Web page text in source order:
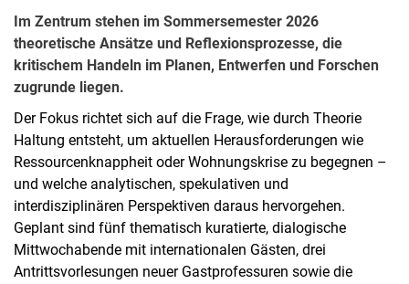
Im Zentrum stehen im Sommersemester 2026
theoretische Ansätze und Reflexionsprozesse, die
kritischem Handeln im Planen, Entwerfen und Forschen
zugrunde liegen.
Der Fokus richtet sich auf die Frage, wie durch Theorie
Haltung entsteht, um aktuellen Herausforderungen wie
Ressourcenknappheit oder Wohnungskrise zu begegnen –
und welche analytischen, spekulativen und
interdisziplinären Perspektiven daraus hervorgehen.
Geplant sind fünf thematisch kuratierte, dialogische
Mittwochabende mit internationalen Gästen, drei
Antrittsvorlesungen neuer Gastprofessuren sowie die